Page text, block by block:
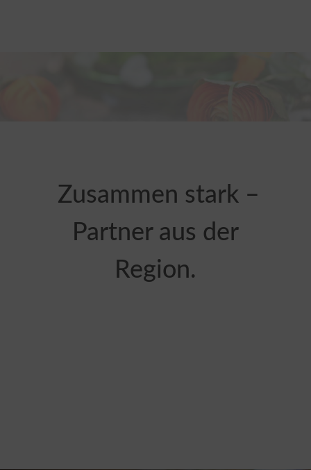
Zusammen stark –
Partner aus der
Region.